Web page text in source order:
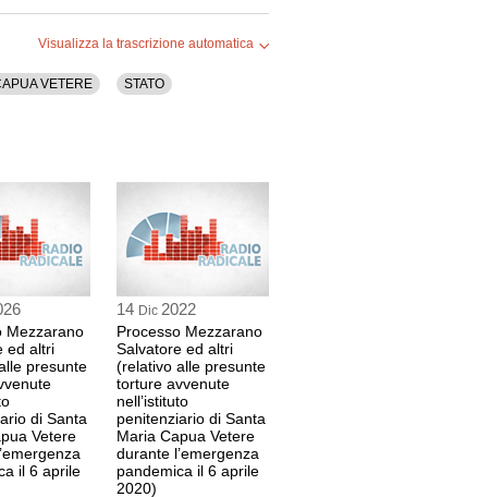
Gennaro e altri
Pasquale
sec
sec
Visualizza la trascrizione automatica
VETERE STATO
Mezzarano
ed altri
presunte
di Santa
Vetere
il 6 aprile
14 Dic 2022
Processo Mezzarano
Salvatore ed altri
(relativo alle presunte
torture avvenute
nell’istituto
penitenziario di Santa
Maria Capua Vetere
durante l’emergenza
pandemica il 6 aprile
2020)